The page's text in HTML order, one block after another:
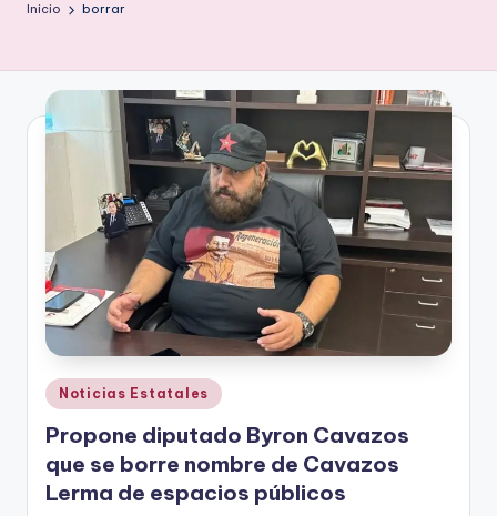
s
.
p
s
s
Inicio borrar
Publicado
en
Noticias Estatales
Propone diputado Byron Cavazos
que se borre nombre de Cavazos
Lerma de espacios públicos